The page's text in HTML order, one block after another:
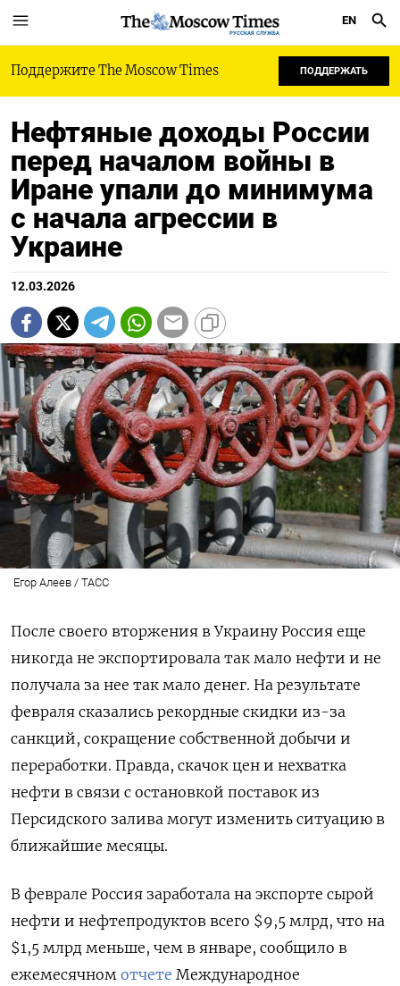
РУССКАЯ СЛУЖБА
EN
Поддержите The Moscow Times ПОДДЕРЖАТЬ
Нефтяные доходы России
перед началом войны в
Иране упали до минимума
с начала агрессии в
Украине
12.03.2026
Егор Алеев / ТАСС
После своего вторжения в Украину Россия еще
никогда не экспортировала так мало нефти и не
получала за нее так мало денег. На результате
февраля сказались рекордные скидки из-за
санкций, сокращение собственной добычи и
переработки. Правда, скачок цен и нехватка
нефти в связи с остановкой поставок из
Персидского залива могут изменить ситуацию в
ближайшие месяцы.
В феврале Россия заработала на экспорте сырой
нефти и нефтепродуктов всего $9,5 млрд, что на
$1,5 млрд меньше, чем в январе, сообщило в
ежемесячном отчете Международное